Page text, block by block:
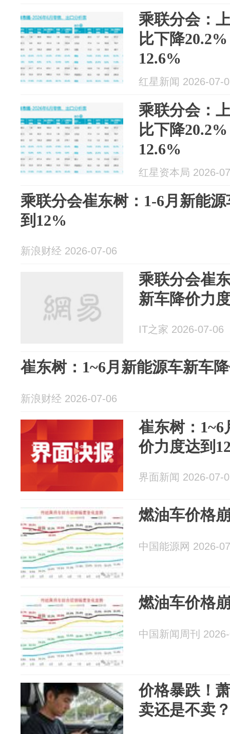
乘联分会：
比下降
12.6%
红星新闻 2026-07-
乘联分会：
比下降
12.6%
红星资本局 2026-
乘联分会崔东树：1-6月新能
到12%
新浪财经 2026-07-06
乘联分会崔
新车降价力
IT之家 2026-07-06
崔东树：1~6月新能源车新车
新浪财经 2026-07-06
崔东树：
价力度达到
界面新闻 2026-07-
燃油车价格
中国能源网 2026-
燃油车价格
中国新闻周刊
价格暴跌！
卖还是不卖